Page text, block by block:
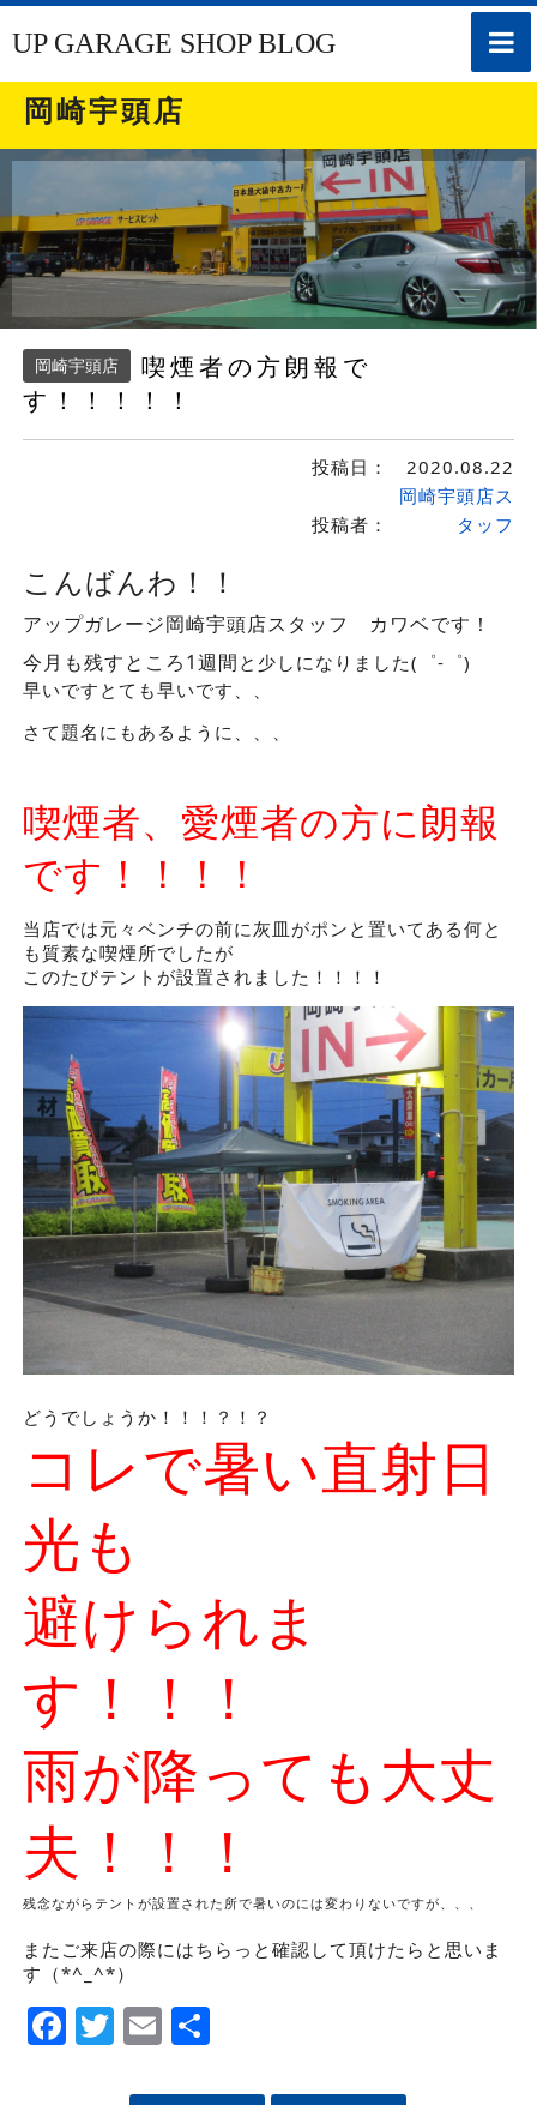
toggle
UP GARAGE SHOP BLOG
岡崎宇頭店
岡崎宇頭店
喫煙者の方朗報で
す！！！！！
投稿日： 2020.08.22
投稿者：
岡崎宇頭店ス
タッフ
こんばんわ！！
アップガレージ岡崎宇頭店スタッフ カワベです！
今月も残すところ1週間 と少しになりました(゜-゜)
早いですとても早いです、、
さて題名にもあるように、、、
喫煙者、愛煙者の方に朗報
です！！！！
当店では元々ベンチの前に灰皿がポンと置いてある何と
も質素な喫煙所でしたが
このたびテントが設置されました！！！！
どうでしょうか！！！？！？
コレで暑い直射日
光も
避けられま
す！！！
雨が降っても大丈
夫！！！
残念ながらテントが設置された所で暑いのには変わりないですが、、、
またご来店の際にはちらっと確認して頂けたらと思いま
す（*^_^*）
Facebook
Twitter
EmailShare